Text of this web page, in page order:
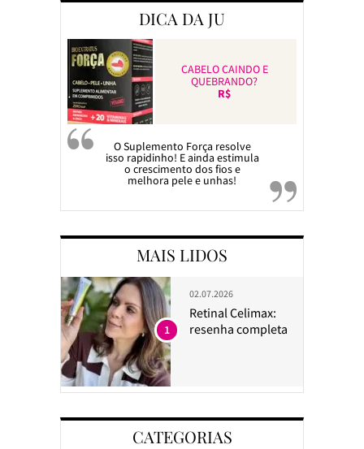
DICA DA JU
CABELO CAINDO E
QUEBRANDO?
R$
O Suplemento Força resolve
isso rapidinho! E ainda estimula
o crescimento dos fios e
melhora pele e unhas!
MAIS LIDOS
02.07.2026
Retinal Celimax:
resenha completa
1
CATEGORIAS